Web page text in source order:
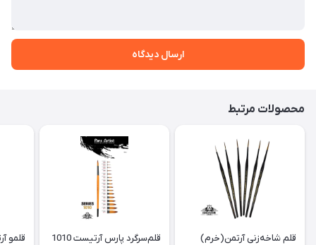
ارسال دیدگاه
محصولات مرتبط
قلم شاخه‌زنی آرتمن(خرم) قلم‌سرگرد پارس آرتیست 1010
قلمو